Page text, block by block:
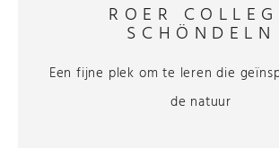
ROER
SCHÖNDELN
Een fijne plek om te leren die
de natuur